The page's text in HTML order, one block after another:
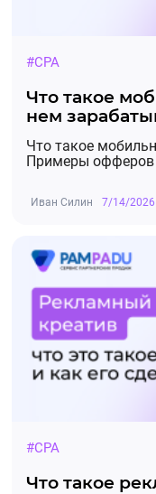
выполнения
согласно
➡️ Готовы
детали и
По офферу Банк
креативы
Повышение ставки
По офферу Банк
повышение
Открытый
500,00₽ (6
#CPA
Что такое
нем
Что такое
Примеры офферов
Иван Силин 7/14/2026
#CPA
Что такое